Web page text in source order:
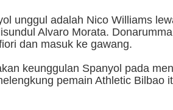
unggul adalah Nico Williams
Alvaro Morata.
dan masuk ke gawang.
keunggulan Spanyol pada
pemain Athletic Bilbao